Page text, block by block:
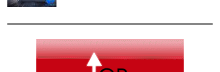
Sistema de mesa Icon-1 e colunas S-1: um som
incrível por um preço ainda mais incrível. Menos de
200 dólares pelo amplificador e outro tanto pelas